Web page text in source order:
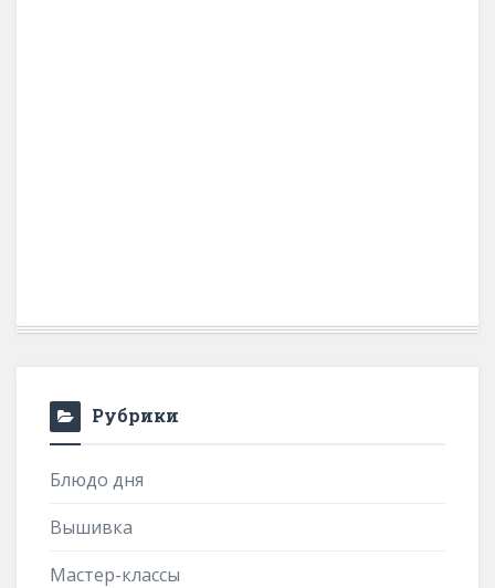
Рубрики
Блюдо дня
Вышивка
Мастер-классы